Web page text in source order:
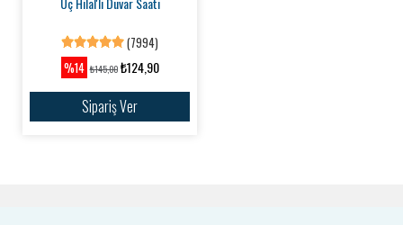
(7994)
%14 ₺145,00₺124,90
Sipariş Ver